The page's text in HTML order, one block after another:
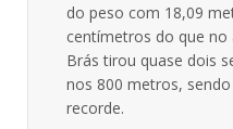
do peso com 18,09
centímetros do que no
Brás tirou quase dois
nos 800 metros,
recorde.